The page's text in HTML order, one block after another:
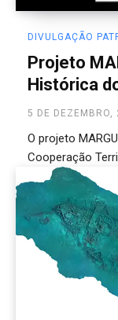
DIVULGAÇÃO
Projeto
Histórica
5 DE DEZEMBRO,
O projeto
Cooperação